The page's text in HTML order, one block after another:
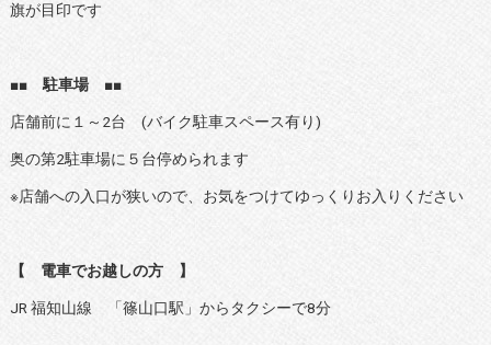
旗が目印です
■■ 駐車場 ■■
店舗前に１～2台 (バイク駐車スペース有り)
奥の第2駐車場に５台停められます
※店舗への入口が狭いので、お気をつけてゆっくりお入りください
【 電車でお越しの方 】
JR 福知山線 「篠山口駅」からタクシーで8分